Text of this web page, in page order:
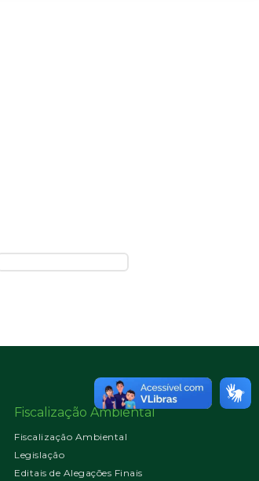
Fiscalização Ambiental
Fiscalização Ambiental
Legislação
Editais de Alegações Finais